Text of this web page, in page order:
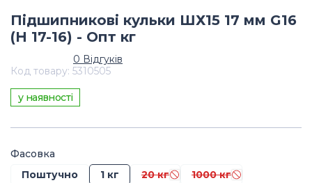
Підшипникові кульки ШХ15 17 мм G16
(Н 17-16) - Опт кг
0 Відгуків
Код товару: 5310505
у наявності
Фасовка
Поштучно
1 кг 20 кг 1000 кг